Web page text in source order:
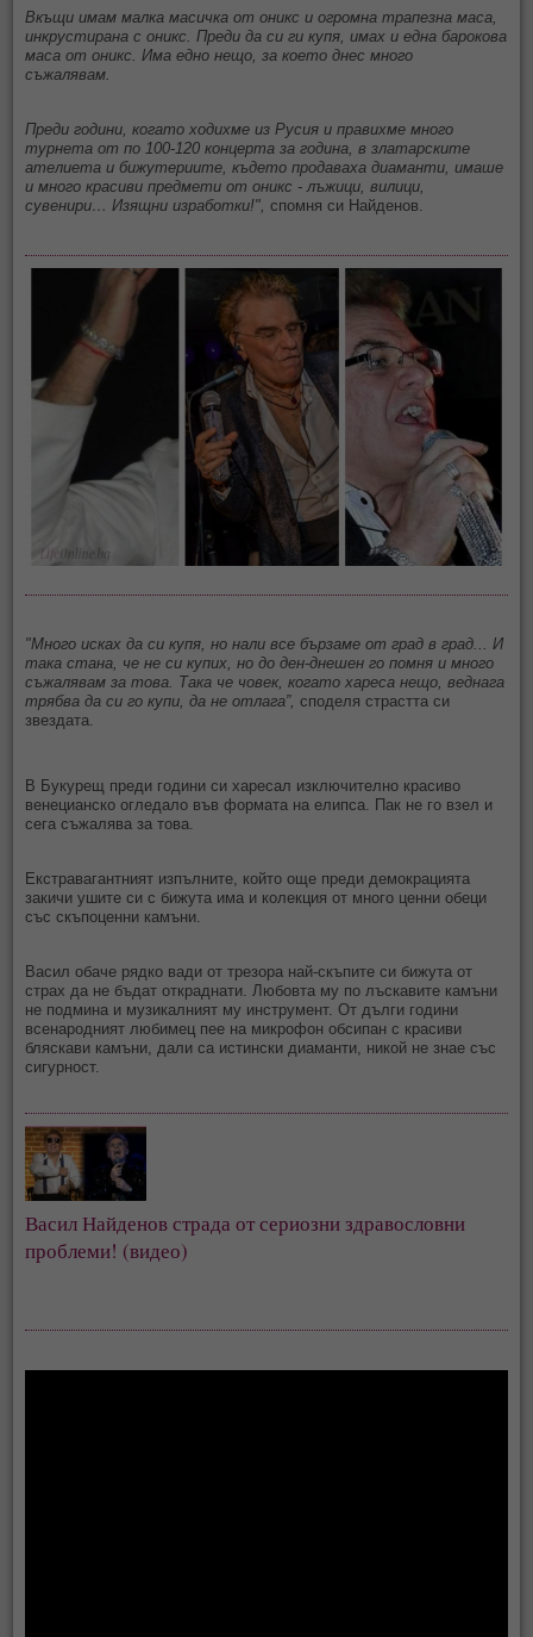
Вкъщи имам малка масичка от оникс и огромна трапезна маса,
инкрустирана с оникс. Преди да си ги купя, имах и една барокова
маса от оникс. Има едно нещо, за което днес много
съжалявам.
Преди години, когато ходихме из Русия и правихме много
турнета от по 100-120 концерта за година, в златарските
ателиета и бижутериите, където продаваха диаманти, имаше
и много красиви предмети от оникс - лъжици, вилици,
сувенири… Изящни изработки!",спомня си Найденов.
"Много исках да си купя, но нали все бързаме от град в град... И
така стана, че не си купих, но до ден-днешен го помня и много
съжалявам за това. Така че човек, когато хареса нещо, веднага
трябва да си го купи, да не отлага”, споделя страстта си
звездата.
В Букурещ преди години си харесал изключително красиво
венецианско огледало във формата на елипса. Пак не го взел и
сега съжалява за това.
Екстравагантният изпълните, който още преди демокрацията
закичи ушите си с бижута има и колекция от много ценни обеци
със скъпоценни камъни.
Васил обаче рядко вади от трезора най-скъпите си бижута от
страх да не бъдат откраднати. Любовта му по лъскавите камъни
не подмина и музикалният му инструмент. От дълги години
всенародният любимец пее на микрофон обсипан с красиви
бляскави камъни, дали са истински диаманти, никой не знае със
сигурност.
Васил Найденов страда от сериозни здравословни
проблеми! (видео)